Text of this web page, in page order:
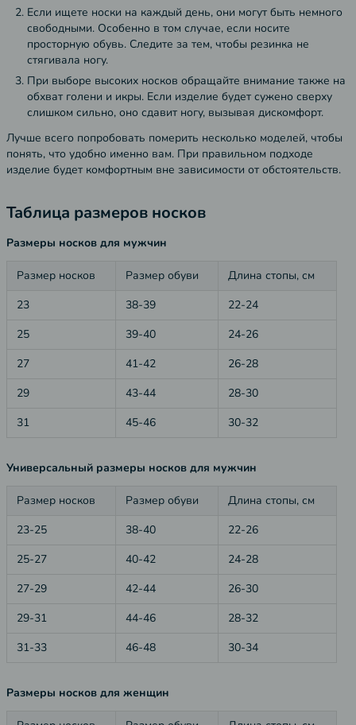
Если ищете носки на каждый день, они могут быть немного
свободными. Особенно в том случае, если носите
просторную обувь. Следите за тем, чтобы резинка не
стягивала ногу.
При выборе высоких носков обращайте внимание также на
обхват голени и икры. Если изделие будет сужено сверху
слишком сильно, оно сдавит ногу, вызывая дискомфорт.
Лучше всего попробовать померить несколько моделей, чтобы
понять, что удобно именно вам. При правильном подходе
изделие будет комфортным вне зависимости от обстоятельств.
Таблица размеров носков
Размеры носков для мужчин
Размер носков Размер обуви
Длина стопы, см
23
38-39
22-24
25
39-40
24-26
27
41-42
26-28
29
43-44
28-30
31
45-46 30-32
Универсальный размеры носков для мужчин
Размер носков Размер обуви
Длина стопы, см
23-25
38-40
22-26
25-27
40-42
24-28
27-29
42-44
26-30
29-31
44-46
28-32
31-33
46-48 30-34
Размеры носков для женщин